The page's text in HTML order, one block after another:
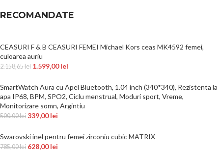
RECOMANDATE
CEASURI F & B CEASURI FEMEI Michael Kors ceas MK4592 femei,
culoarea auriu
2.158,65lei 1.599,00lei
SmartWatch Aura cu Apel Bluetooth, 1.04 inch (340*340), Rezistenta la
apa IP68, BPM, SPO2, Ciclu menstrual, Moduri sport, Vreme,
Monitorizare somn, Argintiu
500,00lei 339,00lei
Swarovski inel pentru femei zirconiu cubic MATRIX
785,00lei 628,00lei